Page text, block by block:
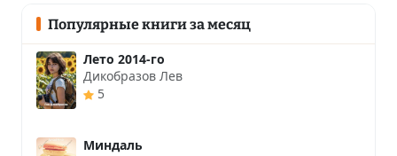
Популярные книги за месяц
Лето 2014-го
Дикобразов Лев
5
Миндаль